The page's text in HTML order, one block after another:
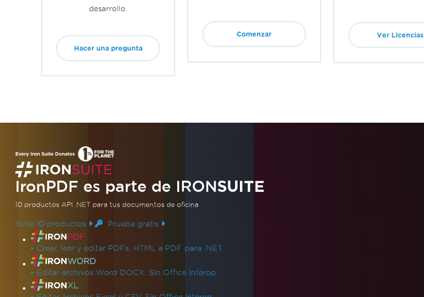
desarrollo.
Hacer una pregunta
Comenzar Ver Licencias
IronPDF es parte de IRONSUITE
10 productos API .NET para tus documentos de oficina
Suite 10 productos Prueba gratis
Enlaces de productos
- Crear, leer y editar PDFs. HTML a PDF para .NET.
- Editar archivos Word DOCX. Sin Office Interop.